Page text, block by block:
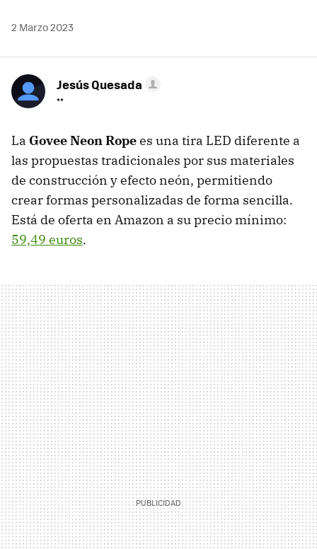
2 Marzo 2023
Jesús Quesada
**
La Govee Neon Ropees una tira LED diferente a
las propuestas tradicionales por sus materiales
de construcción y efecto neón, permitiendo
crear formas personalizadas de forma sencilla.
Está de oferta en Amazon a su precio mínimo:
59,49 euros.